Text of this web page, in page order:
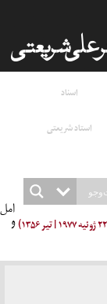
اسناد
استاد شریعتی
املو